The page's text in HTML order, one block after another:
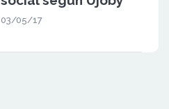
03/05/17